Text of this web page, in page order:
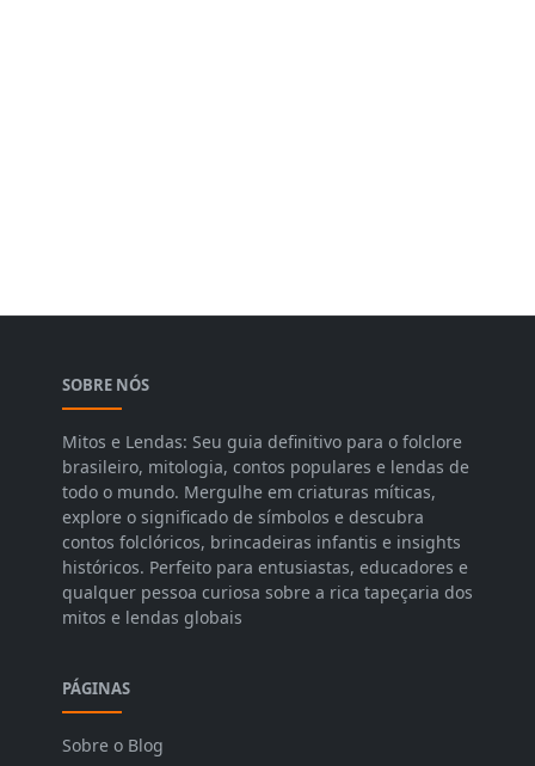
SOBRE NÓS
Mitos e Lendas: Seu guia definitivo para o folclore
brasileiro, mitologia, contos populares e lendas de
todo o mundo. Mergulhe em criaturas míticas,
explore o significado de símbolos e descubra
contos folclóricos, brincadeiras infantis e insights
históricos. Perfeito para entusiastas, educadores e
qualquer pessoa curiosa sobre a rica tapeçaria dos
mitos e lendas globais
PÁGINAS
Sobre o Blog